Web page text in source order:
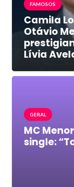
FAMOSOS
Camila
Otávio
Lívia
GERAL
MC
single: